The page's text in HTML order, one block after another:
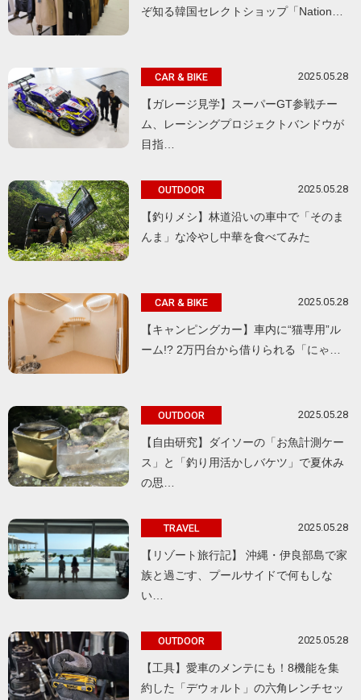
ぞ知る韓国セレクトショップ「Nation…
CAR & BIKE 2025.05.28
【ガレージ見学】スーパーGT参戦チー
ム、レーシングプロジェクトバンドウが
目指…
OUTDOOR 2025.05.28
【釣りメシ】林道沿いの車中で「そのま
んま」な冷やし中華を食べてみた
CAR & BIKE 2025.05.28
【キャンピングカー】車内に“猫専用”ル
ーム!? 2万円台から借りられる「にゃ…
OUTDOOR 2025.05.28
【自由研究】ダイソーの「お魚計測ケー
ス」と「釣り用活かしバケツ」で夏休み
の思…
TRAVEL 2025.05.28
【リゾート旅行記】 沖縄・伊良部島で家
族と過ごす、プールサイドで何もしな
い…
OUTDOOR 2025.05.28
【工具】愛車のメンテにも！8機能を集
約した「デウォルト」の六角レンチセッ